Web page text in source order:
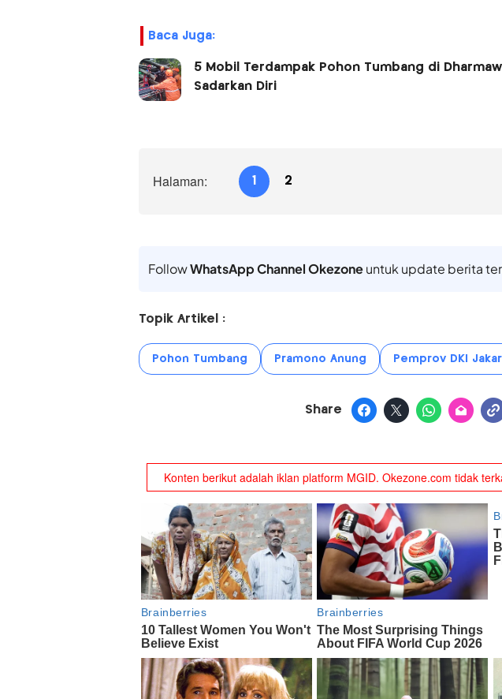
Baca Juga:
5 Mobil Terdampak Pohon Tumbang di
Sadarkan Diri
Halaman: 1 2
FollowWhatsApp Channel Okezoneuntuk update berita
Topik Artikel :
Pohon Tumbang Pramono Anung Pemprov DKI
Share